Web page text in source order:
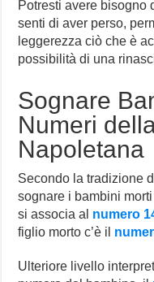
Potresti avere bisogno
senti di aver perso,
leggerezza ciò che è
possibilità di una
Sognare
Numeri
Napoletana
Secondo la tradizione
sognare i bambini
si associa al numero
figlio morto c’è il
Ulteriore livello